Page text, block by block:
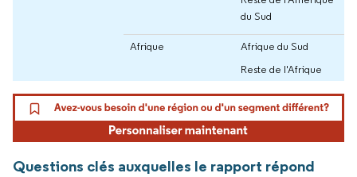
du Sud
Afrique
Afrique du Sud
Reste de l'Afrique
Questions clés auxquelles le rapport répond